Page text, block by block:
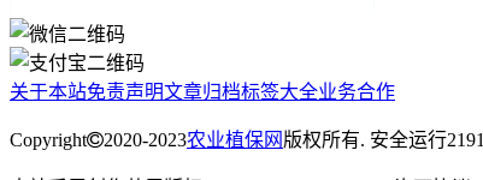
关于本站免责声明文章归档标签大全业务合作
Copyright 2020-2023农业植保网 版权所有. 安全运行2191